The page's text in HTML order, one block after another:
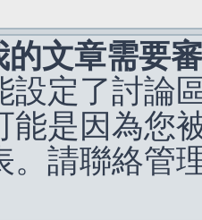
的文章需要
設定了討論
能是因為您
。請聯絡管